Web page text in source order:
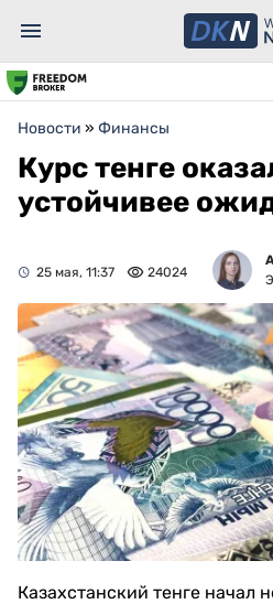
Новости » Финансы
Курс тенге
устойчивее
25 мая, 11:37 24024
Казахстанский тенге начал